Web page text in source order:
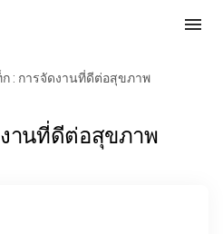
menu
ก : การจัดงานที่ดีต่อสุขภาพ
านที่ดีต่อสุขภาพ